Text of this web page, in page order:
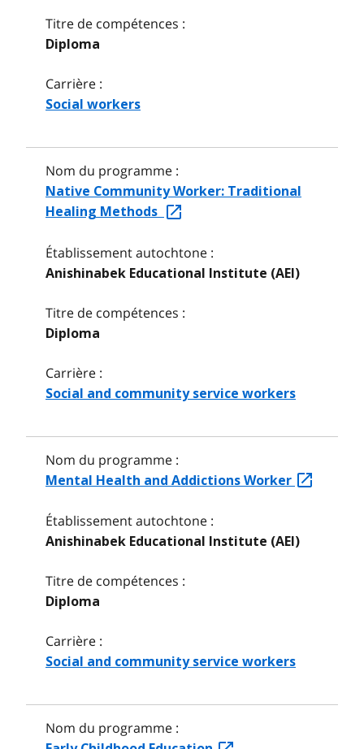
Titre de compétences :
Diploma
Carrière :
Social workers
Nom du programme :
Native Community Worker: Traditional
Healing Methods
Établissement autochtone :
Anishinabek Educational Institute (AEI)
Titre de compétences :
Diploma
Carrière :
Social and community service workers
Nom du programme :
Mental Health and Addictions Worker
Établissement autochtone :
Anishinabek Educational Institute (AEI)
Titre de compétences :
Diploma
Carrière :
Social and community service workers
Nom du programme :